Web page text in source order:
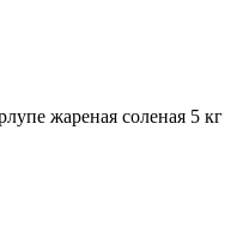
жареная соленая 5 кг